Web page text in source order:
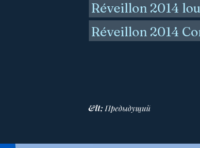
Réveillon 2014
Réveillon 2014
&lt; Предыдущий